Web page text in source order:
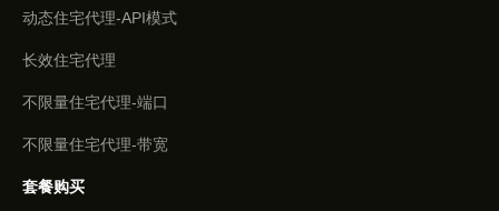
动态住宅代理-API模式
长效住宅代理
不限量住宅代理-端口
不限量住宅代理-带宽
套餐购买